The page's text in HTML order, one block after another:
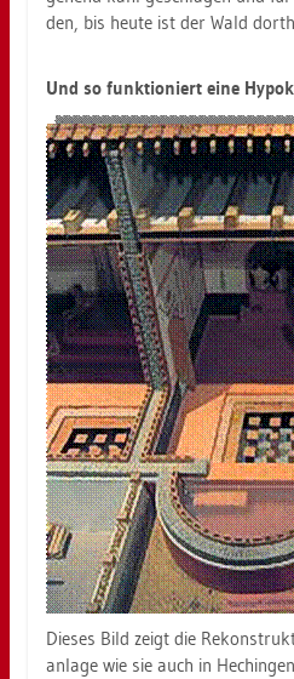
den, bis heute ist der Wald
Und so funk­tio­niert eine
Die­ses Bild zeigt die
an­la­ge wie sie auch in